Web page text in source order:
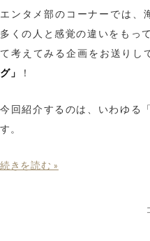
エンタメ部のコーナーでは、
多くの人と感覚の違いをもっ
て考えてみる企画をお送りし
グ」
！
今回紹介するのは、いわゆる
す。
続きを読む »